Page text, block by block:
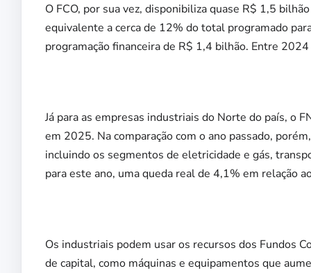
O FCO, por sua vez, disponibiliza quase R$ 1,5
equivalente a cerca de 12% do total programado
programação financeira de R$ 1,4 bilhão. Entre
Já para as empresas industriais do Norte do país, o
em 2025. Na comparação com o ano passado,
incluindo os segmentos de eletricidade e gás,
para este ano, uma queda real de 4,1% em relação
Os industriais podem usar os recursos dos Fundos
de capital, como máquinas e equipamentos que